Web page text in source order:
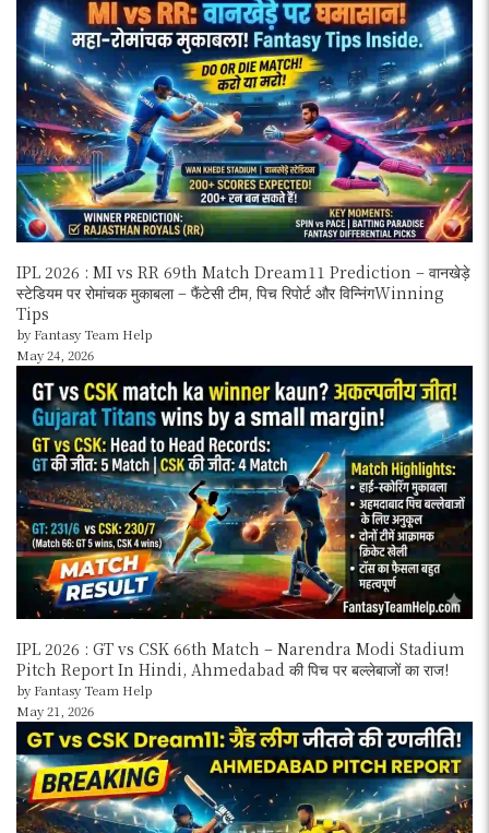
IPL 2026 : MI vs RR 69th Match Dream11 Prediction – वानखेड़े
स्टेडियम पर रोमांचक मुकाबला – फैंटेसी टीम, पिच रिपोर्ट और विन्निंगWinning
Tips
by Fantasy Team Help
May 24, 2026
IPL 2026 : GT vs CSK 66th Match – Narendra Modi Stadium
Pitch Report In Hindi, Ahmedabad की पिच पर बल्लेबाजों का राज!
by Fantasy Team Help
May 21, 2026